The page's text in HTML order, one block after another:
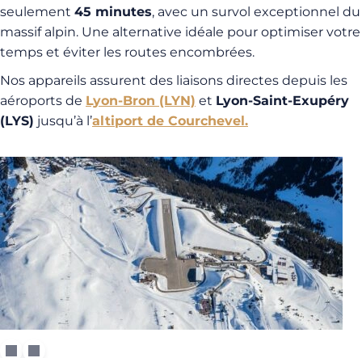
seulement 45 minutes, avec un survol exceptionnel du
massif alpin. Une alternative idéale pour optimiser votre
temps et éviter les routes encombrées.
Nos appareils assurent des liaisons directes depuis les
aéroports de Lyon-Bron (LYN) et Lyon-Saint-Exupéry
(LYS) jusqu’à l’altiport de Courchevel.